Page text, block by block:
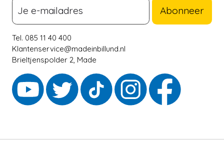
Abonneer
Tel. 085 11 40 400
Klantenservice@madeinbillund.nl
Brieltjenspolder 2, Made